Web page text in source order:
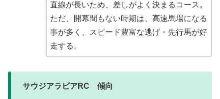
直線が長いため、差しがよく決まるコース。
ただ、開幕間もない時期は、高速馬場になる
事が多く、スピード豊富な逃げ・先行馬が好
走する。
サウジアラビアRC 傾向